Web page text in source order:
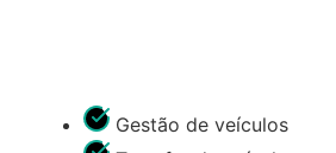
Gestão de veículos